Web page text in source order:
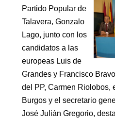
Partido Popular de
Talavera, Gonzalo
Lago, junto con los
candidatos a las
europeas Luis de
Grandes y Francisco
del PP, Carmen Riolobos,
Burgos y el secretario
José Julián Gregorio,